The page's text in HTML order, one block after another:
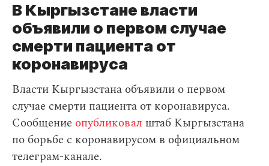
В Кыргызстане власти
объявили о первом случае
смерти пациента от
коронавируса
Власти Кыргызстана объявили о первом
случае смерти пациента от коронавируса.
Сообщение опубликовал штаб Кыргызстана
по борьбе с коронавирусом в официальном
телеграм-канале.